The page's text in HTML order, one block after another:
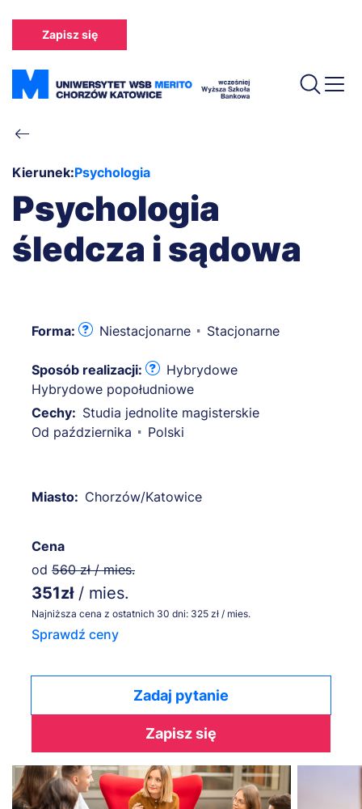
treści
Zapisz się
Ścieżka
nawigacyjna
Kierunek:Psychologia
Psychologia
śledcza i sądowa
Forma: Niestacjonarne Stacjonarne
Sposób realizacji:
Hybrydowe
Hybrydowe popołudniowe
Cechy: Studia jednolite magisterskie
Od października
Polski
Miasto: Chorzów/Katowice
Cena
od 560 zł / mies.
351zł / mies.
Najniższa cena z ostatnich 30 dni: 325 zł / mies.
Sprawdź ceny
Zadaj pytanie
Zapisz się